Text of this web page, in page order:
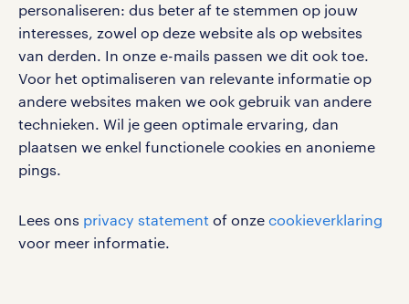
personaliseren: dus beter af te stemmen op jouw
interesses, zowel op deze website als op websites
van derden. In onze e-mails passen we dit ook toe.
Voor het optimaliseren van relevante informatie op
andere websites maken we ook gebruik van andere
technieken. Wil je geen optimale ervaring, dan
plaatsen we enkel functionele cookies en anonieme
pings.
Lees ons privacy statement of onze cookieverklaring
voor meer informatie.
Volg ons voor de leukste content omtrent
vacatures, solliciteren en inspiratie.
werken bij randstad
gebruikersvoorwaarden
cookies
disclaimer